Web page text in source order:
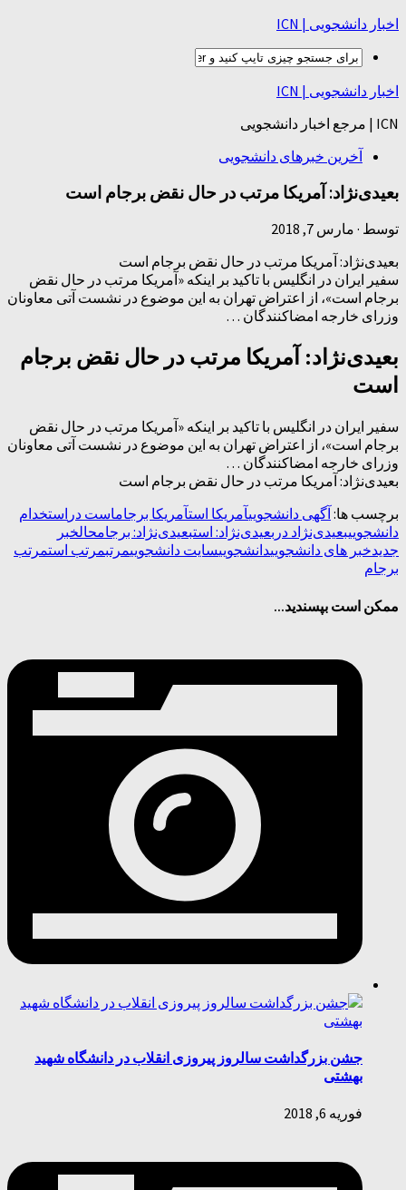
اخبار دانشجویی | ICN
اخبار دانشجویی | ICN
ICN | مرجع اخبار دانشجویی
آخرین خبرهای دانشجویی
بعیدی‌نژاد: آمریکا مرتب در حال نقض برجام است
توسط · مارس 7, 2018
بعیدی‌نژاد: آمریکا مرتب در حال نقض برجام است
سفیر ایران در انگلیس با تاکید بر اینکه «آمریکا مرتب در حال نقض
برجام است»، از اعتراض تهران به این موضوع در نشست آتی معاونان
وزرای خارجه امضاکنندگان …
بعیدی‌نژاد: آمریکا مرتب در حال نقض برجام
است
سفیر ایران در انگلیس با تاکید بر اینکه «آمریکا مرتب در حال نقض
برجام است»، از اعتراض تهران به این موضوع در نشست آتی معاونان
وزرای خارجه امضاکنندگان …
بعیدی‌نژاد: آمریکا مرتب در حال نقض برجام است
برچسب ها: آگهی دانشجوییآمریکا استآمریکا برجاماست در استخدام
دانشجوییبعیدی‌نژاد در بعیدی‌نژاد: استبعیدی‌نژاد: برجامحالخبر
جدیدخبر های دانشجوییدانشجوییسایت دانشجوییمرتبمرتب استمرتب
برجام
ممکن است بپسندید...
جشن بزرگداشت سالروز پیروزی انقلاب در دانشگاه شهید
بهشتی
فوریه 6, 2018